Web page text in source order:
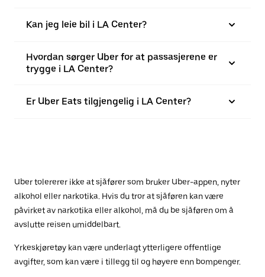
Kan jeg leie bil i LA Center?
Hvordan sørger Uber for at passasjerene er
trygge i LA Center?
Er Uber Eats tilgjengelig i LA Center?
Uber tolererer ikke at sjåfører som bruker Uber-appen, nyter
alkohol eller narkotika. Hvis du tror at sjåføren kan være
påvirket av narkotika eller alkohol, må du be sjåføren om å
avslutte reisen umiddelbart.
Yrkeskjøretøy kan være underlagt ytterligere offentlige
avgifter, som kan være i tillegg til og høyere enn bompenger.